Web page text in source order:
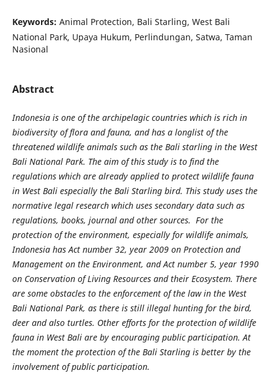
Keywords: Animal Protection, Bali Starling, West Bali
National Park, Upaya Hukum, Perlindungan, Satwa, Taman
Nasional
Abstract
Indonesia is one of the archipelagic countries which is rich in
biodiversity of flora and fauna, and has a longlist of the
threatened wildlife animals such as the Bali starling in the West
Bali National Park. The aim of this study is to find the
regulations which are already applied to protect wildlife fauna
in West Bali especially the Bali Starling bird. This study uses the
normative legal research which uses secondary data such as
regulations, books, journal and other sources. For the
protection of the environment, especially for wildlife animals,
Indonesia has Act number 32, year 2009 on Protection and
Management on the Environment, and Act number 5, year 1990
on Conservation of Living Resources and their Ecosystem. There
are some obstacles to the enforcement of the law in the West
Bali National Park, as there is still illegal hunting for the bird,
deer and also turtles. Other efforts for the protection of wildlife
fauna in West Bali are by encouraging public participation. At
the moment the protection of the Bali Starling is better by the
involvement of public participation.